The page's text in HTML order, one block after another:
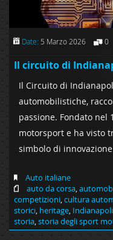
Date: 5 Marzo 2026 0
Il circuito di
Il Circuito di
automobilistiche,
passione. Fondato nel
motorsport e ha visto
simbolo di
Auto italiane
auto da corsa
competizioni cultura
storici heritage
storia storia degli sport